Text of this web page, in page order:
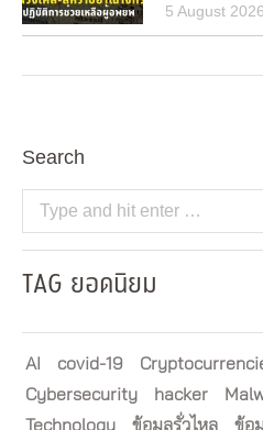
5 August 2026
Search
Search:
TAG ยอดนิยม
AI covid-19
Cybersecurity
hacker
Technology
ข้อมูลรั่วไหล ข้อ